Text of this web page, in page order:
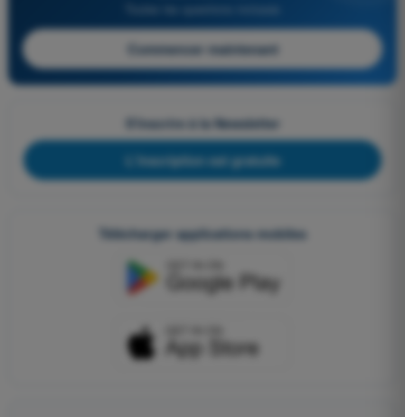
Commencer maintenant
S'inscrire à la Newsletter
L'inscription est gratuite
Télécharger applications mobiles